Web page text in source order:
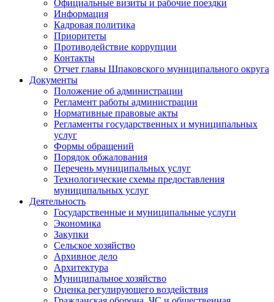
Официальные визиты и рабочие поездки
Информация
Кадровая политика
Приоритеты
Противодействие коррупции
Контакты
Отчет главы Шпаковского муниципального округа
Документы
Положение об администрации
Регламент работы администрации
Нормативные правовые акты
Регламенты государственных и муниципальных
услуг
Формы обращений
Порядок обжалования
Перечень муниципальных услуг
Технологические схемы предоставления
муниципальных услуг
Деятельность
Государственные и муниципальные услуги
Экономика
Закупки
Сельское хозяйство
Архивное дело
Архитектура
Муниципальное хозяйство
Оценка регулирующего воздействия